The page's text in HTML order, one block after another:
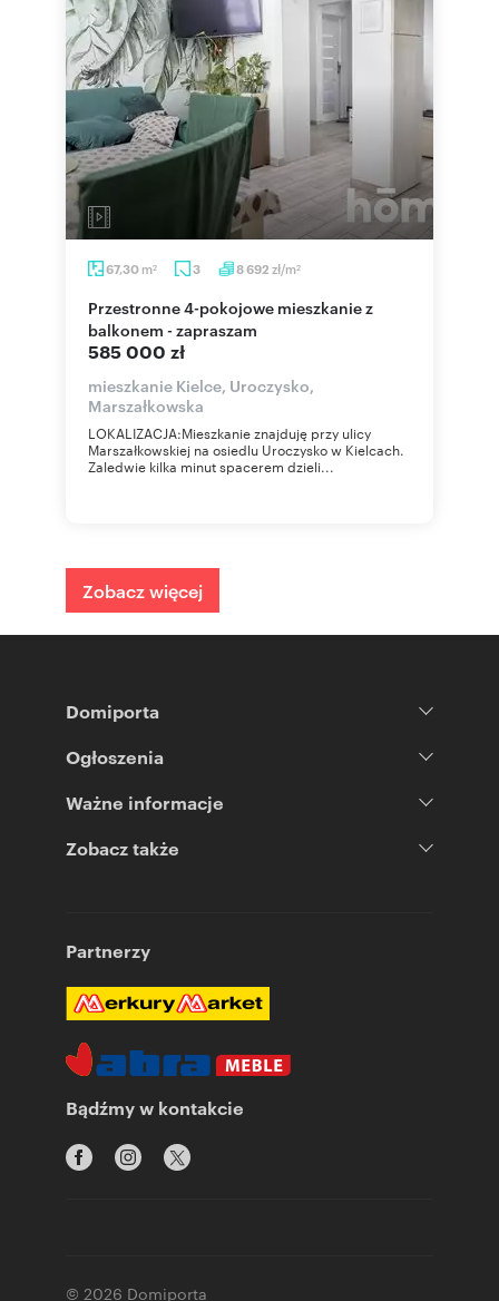
67,30 m2 3 8 692 zł/m2
Przestronne 4-pokojowe mieszkanie z
balkonem - zapraszam
585 000 zł
mieszkanie Kielce, Uroczysko,
Marszałkowska
LOKALIZACJA:Mieszkanie znajduję przy ulicy
Marszałkowskiej na osiedlu Uroczysko w Kielcach.
Zaledwie kilka minut spacerem dzieli...
Zobacz więcej
Domiporta
Ogłoszenia
Ważne informacje
Zobacz także
Partnerzy
Bądźmy w kontakcie
© 2026 Domiporta